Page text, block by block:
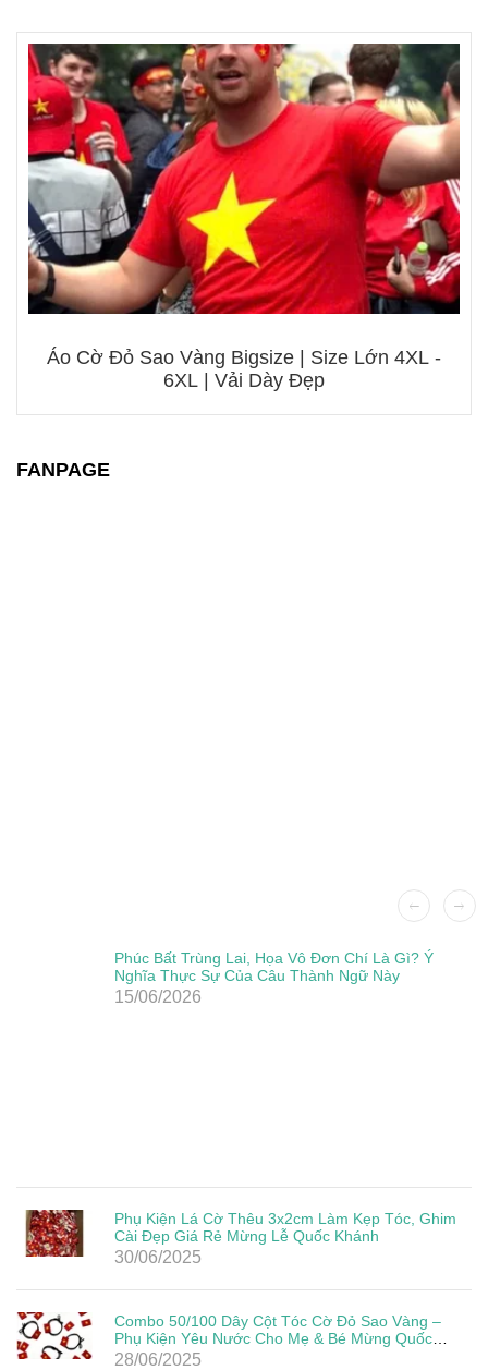
Áo Cờ Đỏ Sao Vàng Bigsize | Size Lớn 4XL -
6XL | Vải Dày Đẹp
FANPAGE
Phúc Bất Trùng Lai, Họa Vô Đơn Chí Là Gì? Ý
Nghĩa Thực Sự Của Câu Thành Ngữ Này
15/06/2026
Phụ Kiện Lá Cờ Thêu 3x2cm Làm Kẹp Tóc, Ghim
Cài Đẹp Giá Rẻ Mừng Lễ Quốc Khánh
30/06/2025
Combo 50/100 Dây Cột Tóc Cờ Đỏ Sao Vàng –
Phụ Kiện Yêu Nước Cho Mẹ & Bé Mừng Quốc
Khánh 2/9
28/06/2025